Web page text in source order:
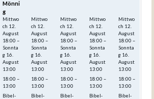
Mönni
g
Mittwo
ch 12.
August
18:00 –
Sonnta
g 16.
August
13:00
18:00 –
13:00
Bibel-
Mittwo
ch 12.
August
18:00 –
Sonnta
g 16.
August
13:00
18:00 –
13:00
Bibel-
Mittwo
ch 12.
August
18:00 –
Sonnta
g 16.
August
13:00
18:00 –
13:00
Bibel-
Mittwo
ch 12.
August
18:00 –
Sonnta
g 16.
August
13:00
18:00 –
13:00
Bibel-
Mittwo
ch 12.
August
18:00 –
Sonnta
g 16.
August
13:00
18:00 –
13:00
Bibel-